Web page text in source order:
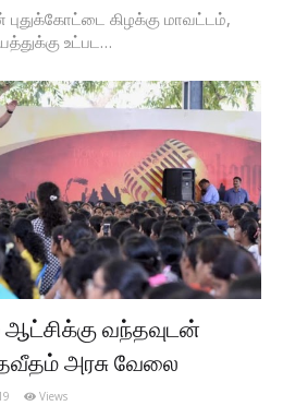
கிழக்கு மாவட்டம்,
உட்பட…
ஆட்சிக்கு வந்தவுடன்
அரசு வேலை
Views